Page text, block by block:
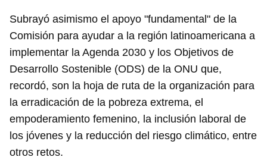
Subrayó asimismo el apoyo "fundamental" de la
Comisión para ayudar a la región latinoamericana a
implementar la Agenda 2030 y los Objetivos de
Desarrollo Sostenible (ODS) de la ONU que,
recordó, son la hoja de ruta de la organización para
la erradicación de la pobreza extrema, el
empoderamiento femenino, la inclusión laboral de
los jóvenes y la reducción del riesgo climático, entre
otros retos.